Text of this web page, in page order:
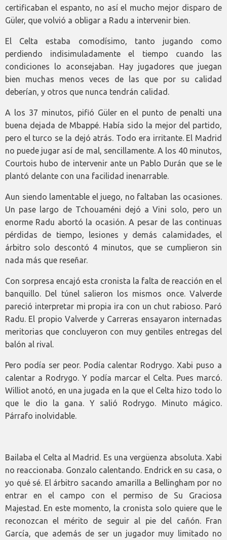
certificaban el espanto, no así el mucho mejor disparo de
Güler, que volvió a obligar a Radu a intervenir bien.
El Celta estaba comodísimo, tanto jugando como
perdiendo indisimuladamente el tiempo cuando las
condiciones lo aconsejaban. Hay jugadores que juegan
bien muchas menos veces de las que por su calidad
deberían, y otros que nunca tendrán calidad.
A los 37 minutos, pifió Güler en el punto de penalti una
buena dejada de Mbappé. Había sido la mejor del partido,
pero el turco se la dejó atrás. Todo era irritante. El Madrid
no puede jugar así de mal, sencillamente. A los 40 minutos,
Courtois hubo de intervenir ante un Pablo Durán que se le
plantó delante con una facilidad inenarrable.
Aun siendo lamentable el juego, no faltaban las ocasiones.
Un pase largo de Tchouaméni dejó a Vini solo, pero un
enorme Radu abortó la ocasión. A pesar de las continuas
pérdidas de tiempo, lesiones y demás calamidades, el
árbitro solo descontó 4 minutos, que se cumplieron sin
nada más que reseñar.
Con sorpresa encajó esta cronista la falta de reacción en el
banquillo. Del túnel salieron los mismos once. Valverde
pareció interpretar mi propia ira con un chut rabioso. Paró
Radu. El propio Valverde y Carreras ensayaron internadas
meritorias que concluyeron con muy gentiles entregas del
balón al rival.
Pero podía ser peor. Podía calentar Rodrygo. Xabi puso a
calentar a Rodrygo. Y podía marcar el Celta. Pues marcó.
Williot anotó, en una jugada en la que el Celta hizo todo lo
que le dio la gana. Y salió Rodrygo. Minuto mágico.
Párrafo inolvidable.
Bailaba el Celta al Madrid. Es una vergüenza absoluta. Xabi
no reaccionaba. Gonzalo calentando. Endrick en su casa, o
yo qué sé. El árbitro sacando amarilla a Bellingham por no
entrar en el campo con el permiso de Su Graciosa
Majestad. En este momento, la cronista solo quiere que le
reconozcan el mérito de seguir al pie del cañón. Fran
García, que además de ser un jugador muy limitado no